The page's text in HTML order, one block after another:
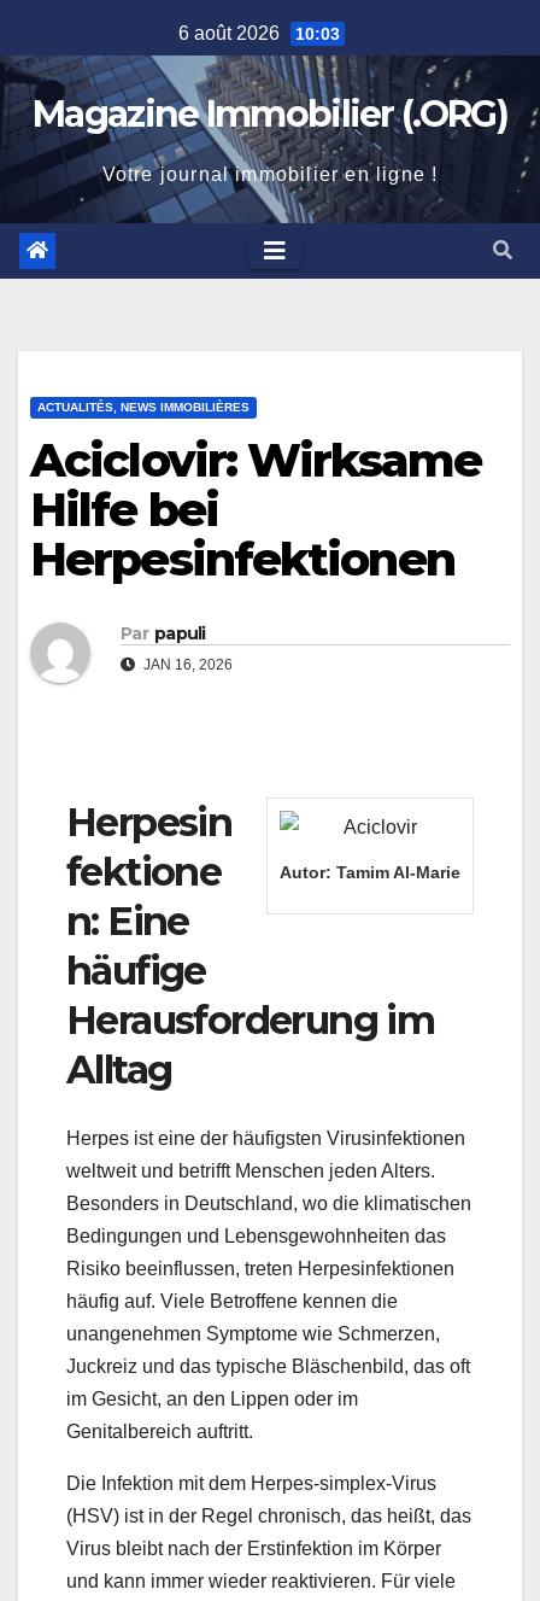
to
content
6 août 2026 10:03
Magazine Immobilier (.ORG)
Votre journal immobilier en ligne !
ACTUALITÉS, NEWS IMMOBILIÈRES
Aciclovir: Wirksame
Hilfe bei
Herpesinfektionen
Par papuli
JAN 16, 2026
Autor: Tamim Al-Marie
Herpesin
fektione
n: Eine
häufige
Herausforderung im
Alltag
Herpes ist eine der häufigsten Virusinfektionen
weltweit und betrifft Menschen jeden Alters.
Besonders in Deutschland, wo die klimatischen
Bedingungen und Lebensgewohnheiten das
Risiko beeinflussen, treten Herpesinfektionen
häufig auf. Viele Betroffene kennen die
unangenehmen Symptome wie Schmerzen,
Juckreiz und das typische Bläschenbild, das oft
im Gesicht, an den Lippen oder im
Genitalbereich auftritt.
Die Infektion mit dem Herpes-simplex-Virus
(HSV) ist in der Regel chronisch, das heißt, das
Virus bleibt nach der Erstinfektion im Körper
und kann immer wieder reaktivieren. Für viele